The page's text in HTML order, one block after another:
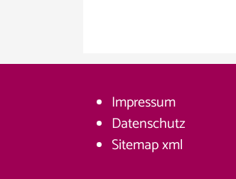
Impressum
Datenschutz
Sitemapxml